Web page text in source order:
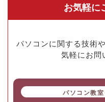
お気軽に
パソコンに関する技術
気軽にお問
パソコン教